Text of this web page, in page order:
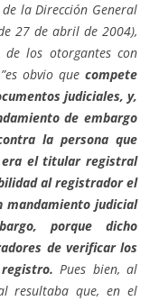
la Dirección General
27 de abril de 2004),
los otorgantes con
obvio que compete
judiciales, y,
de embargo
la persona que
era el titular registral
al registrador el
mandamiento judicial
porque dicho
de verificar los
Pues bien, al
resultaba que, en el